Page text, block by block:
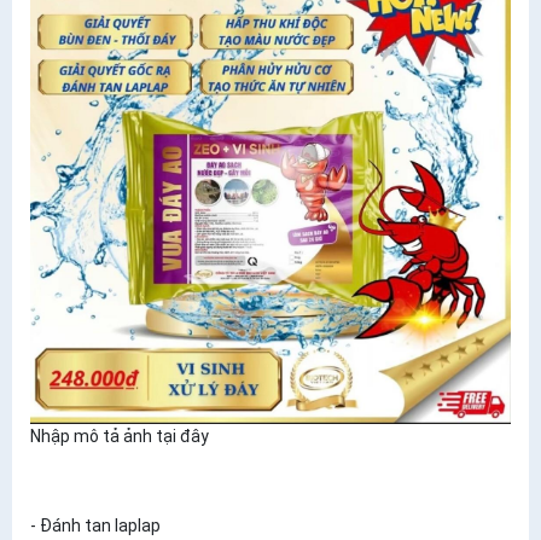
Nhập mô tả ảnh tại đây
- Đánh tan laplap